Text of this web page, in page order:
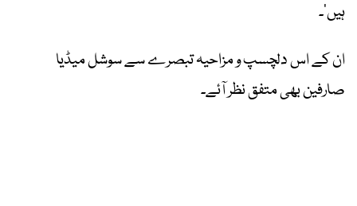
ہیں‘۔
ان کے اس دلچسپ و مزاحیہ تبصرے سے سوشل میڈیا
صارفین بھی متفق نظر آئے۔